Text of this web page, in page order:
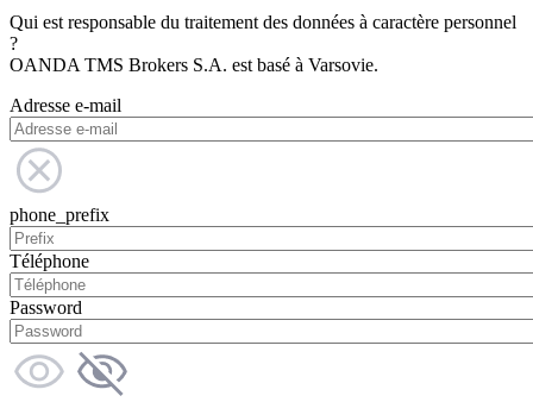
Qui est responsable du traitement des données à caractère personnel
?
OANDA TMS Brokers S.A. est basé à Varsovie.
Adresse e-mail
phone_prefix
Téléphone
Password